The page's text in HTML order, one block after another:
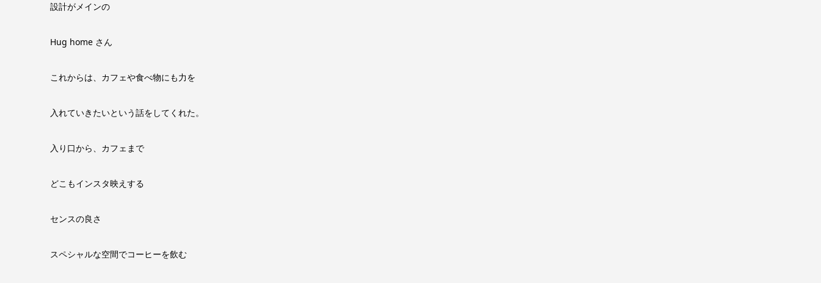
設計がメインの
Hug home さん
これからは、カフェや食べ物にも力を
入れていきたいという話をしてくれた。
入り口から、カフェまで
どこもインスタ映えする
センスの良さ
スペシャルな空間でコーヒーを飲む